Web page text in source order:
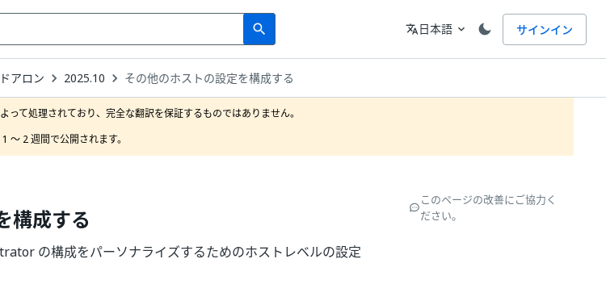
search
Search 言語
translate日本語 expand_more サインイン
アロン 2025.10 その他のホストの設定を構成する
って処理されており、完全な翻訳を保証するものではありません。
～ 2 週間で公開されます。
構成する
の構成をパーソナライズするためのホストレベルの設定
このページの改善にご協力く
ださい。